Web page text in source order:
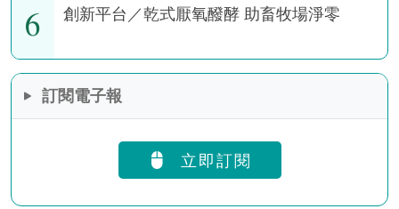
6 創新平台／乾式厭氧醱酵 助畜牧場淨零
訂閱電子報
立即訂閱